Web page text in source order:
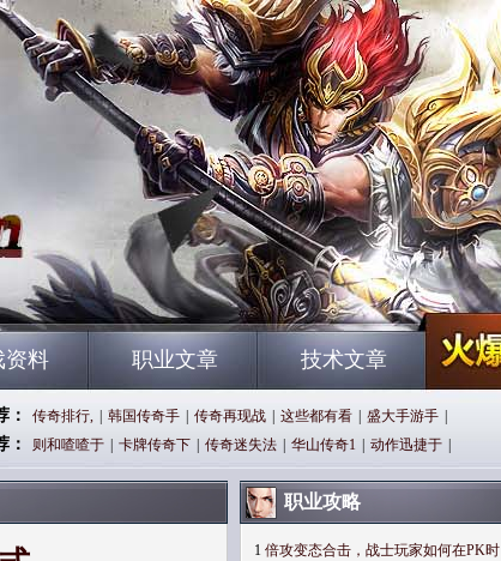
资料 职业文章 技术文章
： 传奇排行, 韩国传奇手 传奇再现战 这些都有看 盛大手游手
： 则和喳喳于 卡牌传奇下 传奇迷失法 华山传奇1 动作迅捷于
职业攻略
1 倍攻变态合击，战士玩家如何在PK时